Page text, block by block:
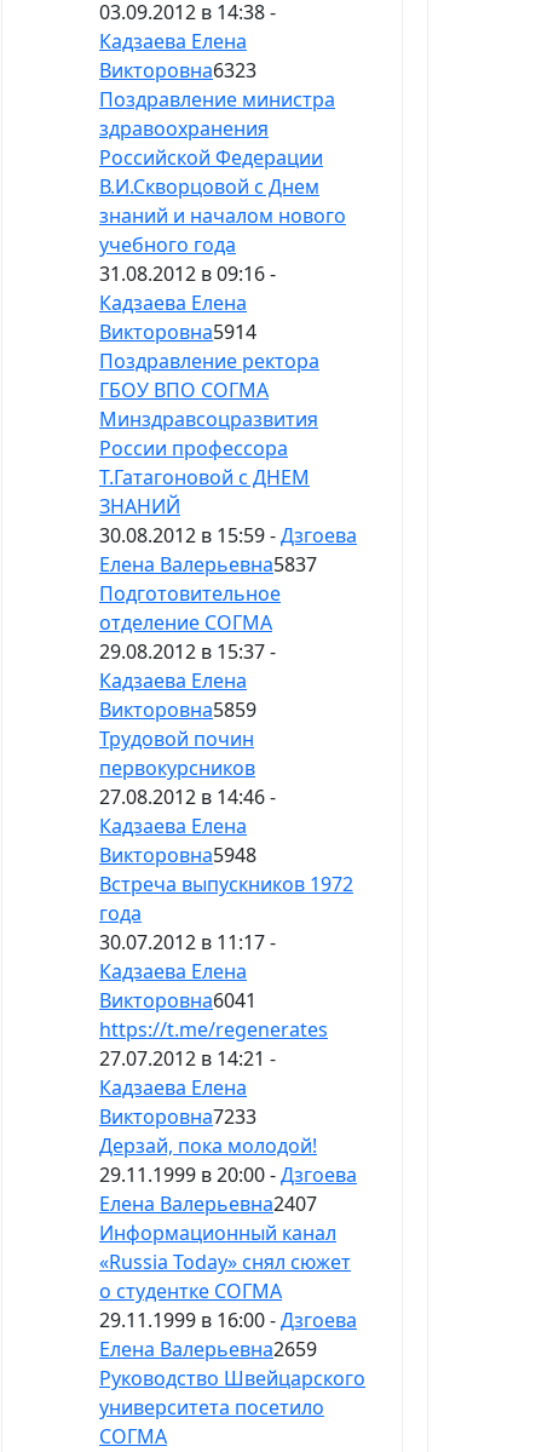
03.09.2012 в 14:38 -
Кадзаева Елена
Викторовна6323
Поздравление министра
здравоохранения
Российской Федерации
В.И.Скворцовой с Днем
знаний и началом нового
учебного года
31.08.2012 в 09:16 -
Кадзаева Елена
Викторовна5914
Поздравление ректора
ГБОУ ВПО СОГМА
Минздравсоцразвития
России профессора
Т.Гатагоновой с ДНЕМ
ЗНАНИЙ
30.08.2012 в 15:59 -Дзгоева
Елена Валерьевна5837
Подготовительное
отделение СОГМА
29.08.2012 в 15:37 -
Кадзаева Елена
Викторовна5859
Трудовой почин
первокурсников
27.08.2012 в 14:46 -
Кадзаева Елена
Викторовна5948
Встреча выпускников 1972
года
30.07.2012 в 11:17 -
Кадзаева Елена
Викторовна6041
https://t.me/regenerates
27.07.2012 в 14:21 -
Кадзаева Елена
Викторовна7233
Дерзай, пока молодой!
29.11.1999 в 20:00 -Дзгоева
Елена Валерьевна2407
Информационный канал
«Russia Today» снял сюжет
о студентке СОГМА
29.11.1999 в 16:00 -Дзгоева
Елена Валерьевна2659
Руководство Швейцарского
университета посетило
СОГМА